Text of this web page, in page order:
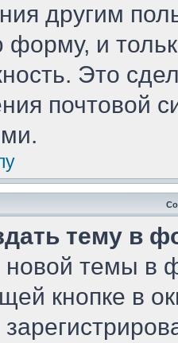
другим
и
Это
почтовой
тему в
новой темы в
кнопке в